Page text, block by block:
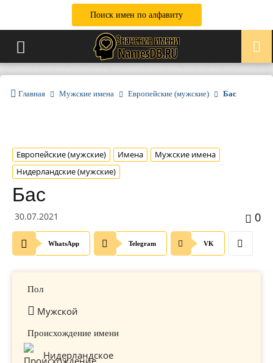
Поиск имен по алфавиту
Главная Мужские имена Европейские (мужские) Бас
Европейские (мужские) Имена
Мужские имена
Нидерландские (мужские)
Бас
30.07.2021 0
WhatsApp Telegram VK
Пол
Мужской
Происхождение имени
Нидерландское